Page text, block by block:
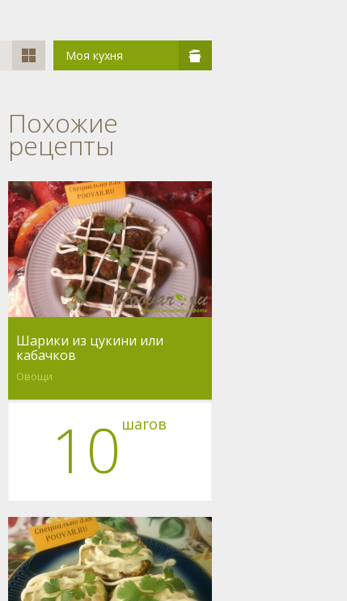
Моя кухня
Похожие
рецепты
Шарики из цукини или
кабачков
Овощи
10 шагов